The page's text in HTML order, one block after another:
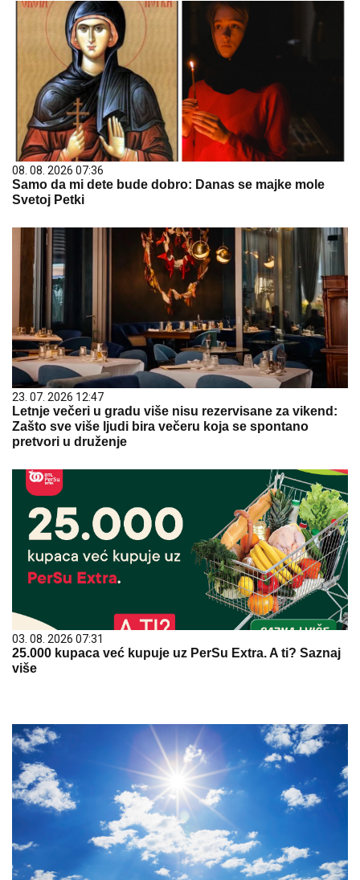
08. 08. 2026 07:36
Samo da mi dete bude dobro: Danas se majke mole
Svetoj Petki
23. 07. 2026 12:47
Letnje večeri u gradu više nisu rezervisane za vikend:
Zašto sve više ljudi bira večeru koja se spontano
pretvori u druženje
03. 08. 2026 07:31
25.000 kupaca već kupuje uz PerSu Extra. A ti? Saznaj
više